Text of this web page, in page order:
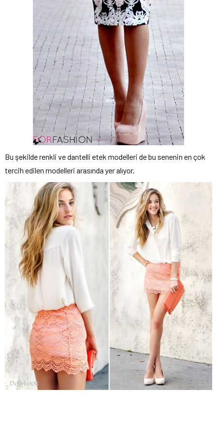
Bu şekilde renkli ve dantelli etek modelleri de bu senenin en çok
tercih edilen modelleri arasında yer alıyor.